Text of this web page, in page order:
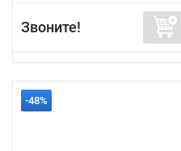
Звоните!
-48%